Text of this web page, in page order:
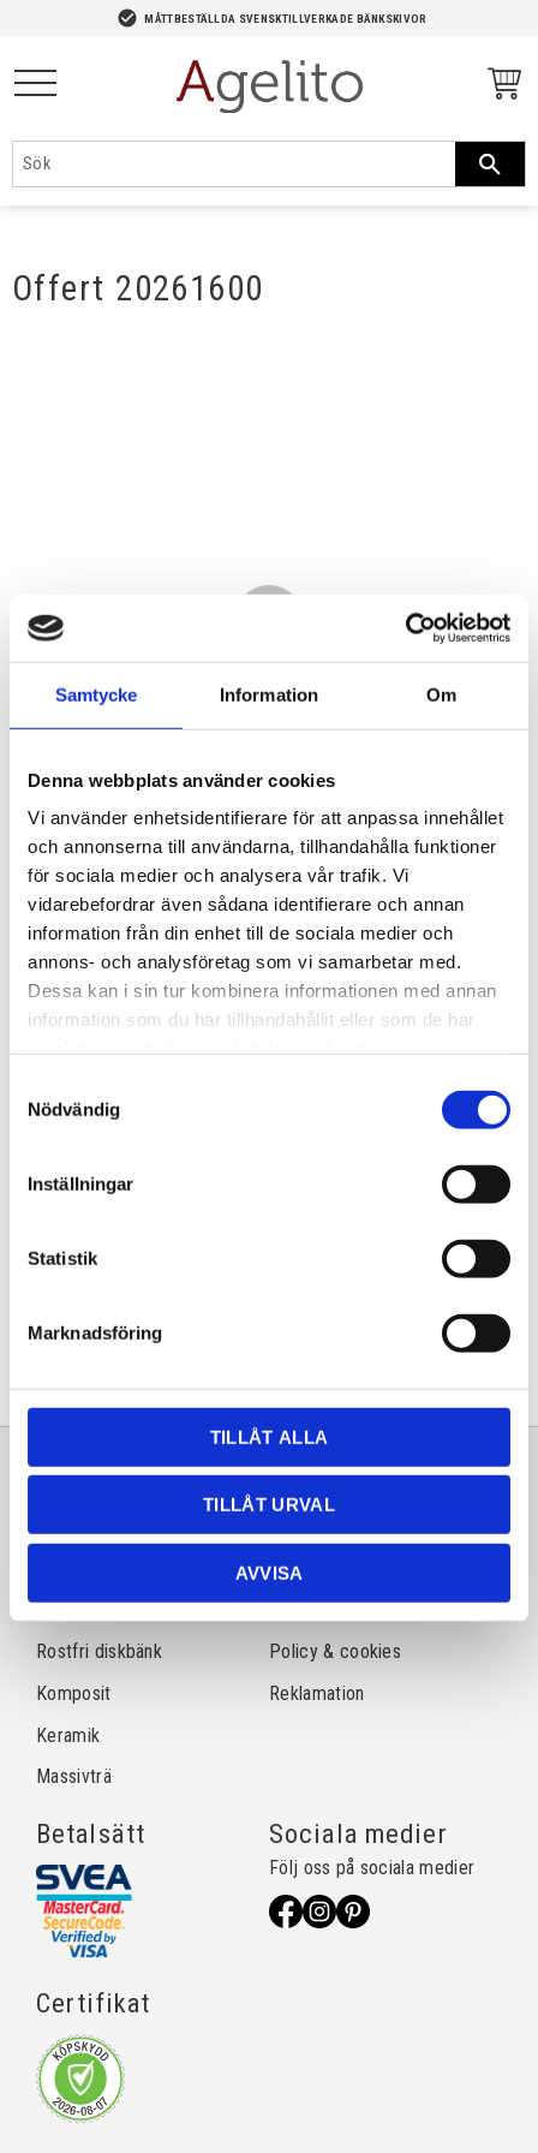
Samtycke Information Om
Denna webbplats använder cookies
Vi använder enhetsidentifierare för att anpassa innehållet
och annonserna till användarna, tillhandahålla funktioner
för sociala medier och analysera vår trafik. Vi
vidarebefordrar även sådana identifierare och annan
information från din enhet till de sociala medier och
annons- och analysföretag som vi samarbetar med.
Dessa kan i sin tur kombinera informationen med annan
information som du har tillhandahållit eller som de har
Nödvändig
Inställningar
Statistik
Marknadsföring
TILLÅT ALLA
TILLÅT URVAL
AVVISA
check_circle MÅTTBESTÄLLDA SVENSKTILLVERKADE BÄNKSKIVOR
Offert 20261600
2 100,00KR
Antal
Lagervara
Artikelnr
20261600
Sortiment
Natursten
Rostfri diskbänk
Komposit
Keramik
Massivträ
Information
Frågor & svar
Köpvillkor
Policy & cookies
Reklamation
Betalsätt
Certifikat
Sociala medier
Följ oss på sociala medier